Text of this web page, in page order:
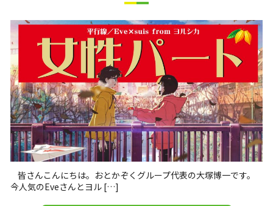
皆さんこんにちは。おとかぞくグループ代表の大塚博一です。
今人気のEveさんとヨル […]